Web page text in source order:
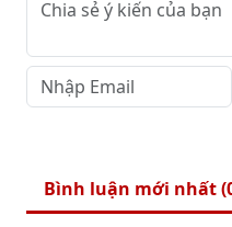
Bình luận mới nhất (